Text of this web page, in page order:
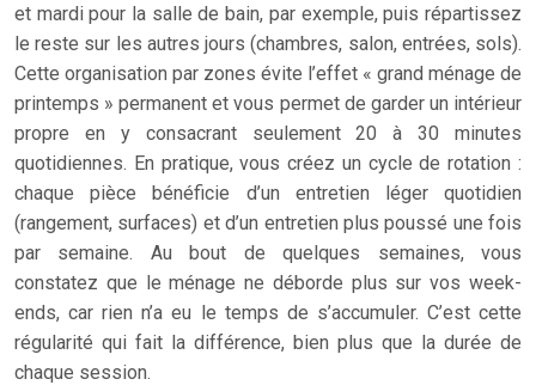
et mardi pour la salle de bain, par exemple, puis répartissez
le reste sur les autres jours (chambres, salon, entrées, sols).
Cette organisation par zones évite l’effet « grand ménage de
printemps » permanent et vous permet de garder un intérieur
propre en y consacrant seulement 20 à 30 minutes
quotidiennes. En pratique, vous créez un cycle de rotation :
chaque pièce bénéficie d’un entretien léger quotidien
(rangement, surfaces) et d’un entretien plus poussé une fois
par semaine. Au bout de quelques semaines, vous
constatez que le ménage ne déborde plus sur vos week-
ends, car rien n’a eu le temps de s’accumuler. C’est cette
régularité qui fait la différence, bien plus que la durée de
chaque session.